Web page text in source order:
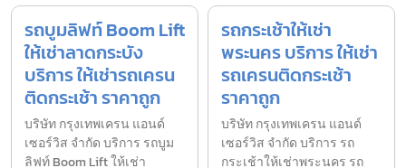
รถบูมลิฟท์ Boom Lift
ให้เช่าลาดกระบัง
บริการ ให้เช่ารถเครน
ติดกระเช้า ราคาถูก
บริษัท กรุงเทพเครน แอนด์
เซอร์วิส จำกัด บริการ รถบูม
ลิฟท์ Boom Lift ให้เช่า
รถกระเช้าให้เช่า
พระนคร บริการ ให้เช่า
รถเครนติดกระเช้า
ราคาถูก
บริษัท กรุงเทพเครน แอนด์
เซอร์วิส จำกัด บริการ รถ
กระเช้าให้เช่าพระนคร รถ